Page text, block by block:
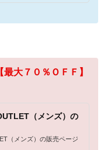
大７０％ＯＦＦ】
（メンズ）の
（メンズ）の販売ページ